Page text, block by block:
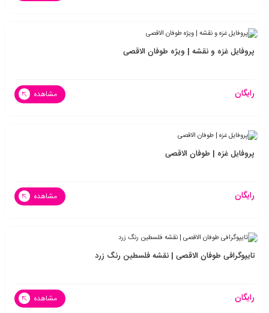
پروفایل غزه و نقشه | ویژه طوفان الاقصی
رایگان مشاهده
پروفایل غزه | طوفان الاقصی
رایگان مشاهده
تایپوگرافی طوفان الاقصی | نقشه فلسطین رنگ زرد
رایگان مشاهده